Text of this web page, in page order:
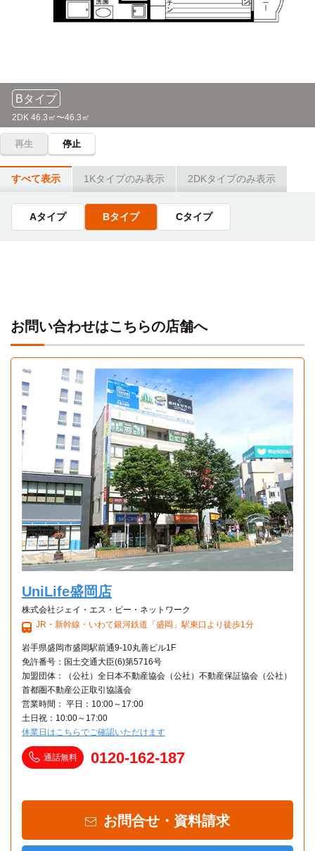
Bタイプ
2DK 46.3㎡〜46.3㎡
Aタイプ
1K 25.5㎡〜25.5㎡
Bタイプ
2DK 46.3㎡〜46.3㎡
再生 停止
すべて表示 1Kタイプのみ表示 2DKタイプのみ表示
Aタイプ Bタイプ Cタイプ
お問い合わせはこちらの店舗へ
UniLife盛岡店
株式会社ジェイ・エス・ビー・ネットワーク
JR・新幹線・いわて銀河鉄道「盛岡」駅東口より徒歩1分
岩手県盛岡市盛岡駅前通9-10丸善ビル1F
免許番号：国土交通大臣(6)第5716号
加盟団体：（公社）全日本不動産協会（公社）不動産保証協会（公社）
首都圏不動産公正取引協議会
営業時間： 平日：10:00～17:00
土日祝：10:00～17:00
休業日はこちらでご確認いただけます
通話無料 0120-162-187
お問合せ・資料請求